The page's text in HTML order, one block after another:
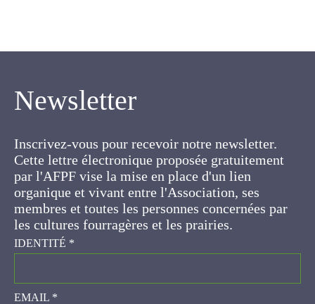
Newsletter
Cette lettre électronique proposée
gratuitement par l'AFPF vise la mise en place
d'un lien organique et vivant entre l'Association,
ses membres et toutes les personnes
concernées par les cultures fourragères et les
prairies.
IDENTITÉ*
EMAIL*